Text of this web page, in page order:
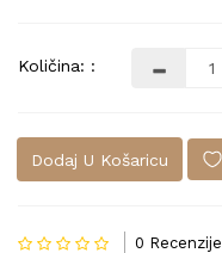
Količina: :
Dodaj U Košaricu
0 Recenzije